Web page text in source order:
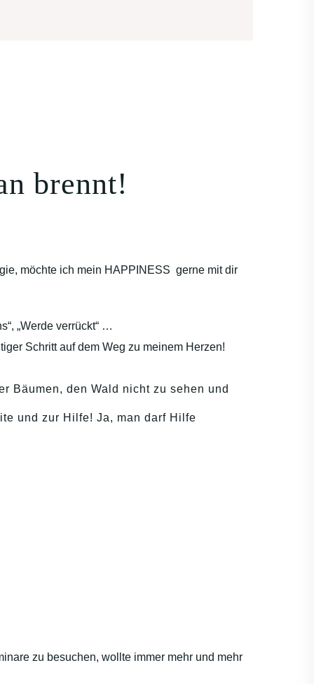
brennt!
möchte ich mein HAPPINESS gerne mit dir
„Werde verrückt“ …
Schritt auf dem Weg zu meinem Herzen!
Bäumen, den Wald nicht zu sehen und
und zur Hilfe! Ja, man darf Hilfe
zu besuchen, wollte immer mehr und mehr